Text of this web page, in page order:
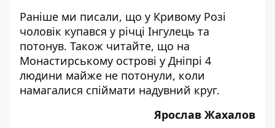
Раніше ми писали, що у Кривому Розі
чоловік купався у річці Інгулець та
потонув. Також читайте, що на
Монастирському острові у Дніпрі 4
людини майже не потонули, коли
намагалися спіймати надувний круг.
Ярослав Жахалов